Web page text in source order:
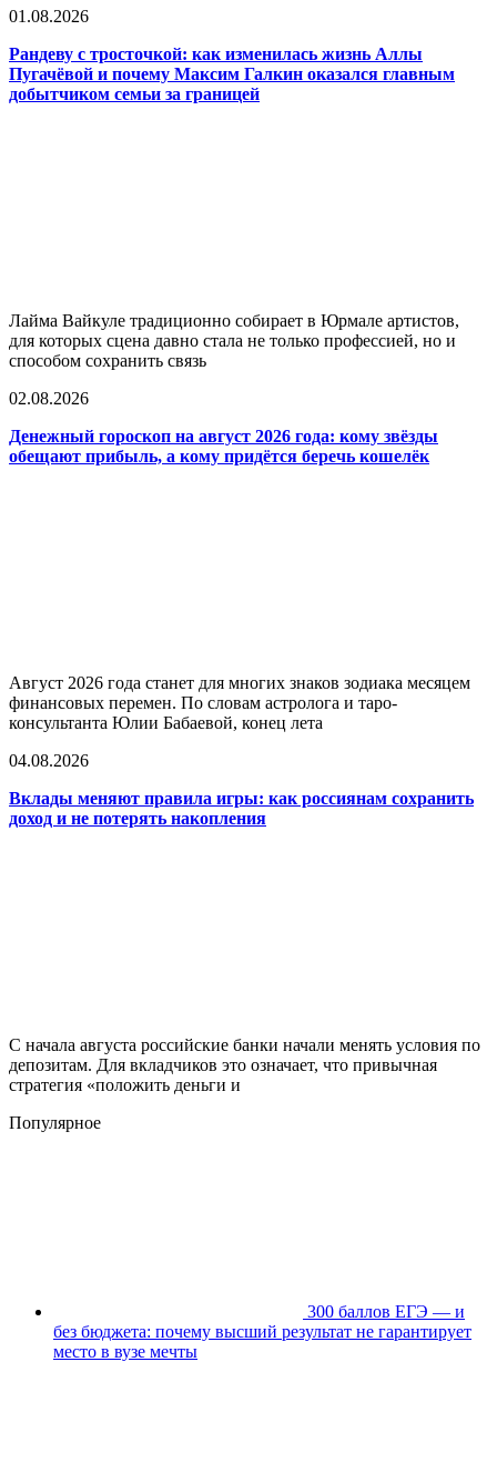
01.08.2026
Рандеву с тросточкой: как изменилась жизнь Аллы
Пугачёвой и почему Максим Галкин оказался главным
добытчиком семьи за границей
Лайма Вайкуле традиционно собирает в Юрмале артистов,
для которых сцена давно стала не только профессией, но и
способом сохранить связь
02.08.2026
Денежный гороскоп на август 2026 года: кому звёзды
обещают прибыль, а кому придётся беречь кошелёк
Август 2026 года станет для многих знаков зодиака месяцем
финансовых перемен. По словам астролога и таро-
консультанта Юлии Бабаевой, конец лета
04.08.2026
Вклады меняют правила игры: как россиянам сохранить
доход и не потерять накопления
С начала августа российские банки начали менять условия по
депозитам. Для вкладчиков это означает, что привычная
стратегия «положить деньги и
Популярное
300 баллов ЕГЭ — и
без бюджета: почему высший результат не гарантирует
место в вузе мечты